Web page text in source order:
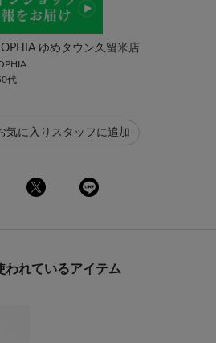
恵子
ゆめタウン久留米店
代
気に入りスタッフに追加
われているアイテム